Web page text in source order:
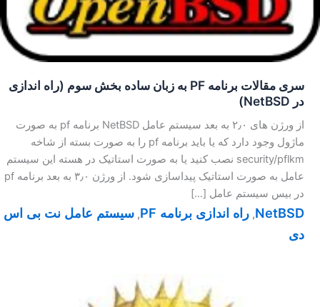
سری مقالات برنامه PF به زبان ساده بخش سوم (راه اندازی
در NetBSD)
از ورژن های ۲٫۰ به بعد سیستم عامل NetBSD برنامه pf به صورت
ماژول وجود دارد که یا باید برنامه pf را به صورت بسته از شاخه
security/pflkm نصب کنید یا به صورت استاتیک در هسته این سیستم
عامل به صورت استاتیک پیداسازی شود. از ورژن ۳٫۰ به بعد برنامه pf
در بیس سیستم عامل […]
NetBSD
, راه اندازی برنامه PF , سیستم عامل نت بی اس
دی